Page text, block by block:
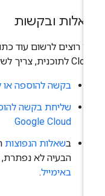
ובקשות
בקשה להוספה או
שליחת בקשה
Google Cloud
בשאלות הנפוצות
הבעיה לא נפתרת,
באימייל.